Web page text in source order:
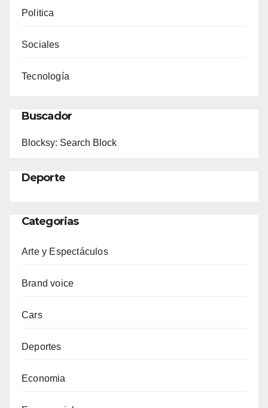
Politica
Sociales
Tecnología
Buscador
Blocksy: Search Block
Deporte
Categorias
Arte y Espectáculos
Brand voice
Cars
Deportes
Economia